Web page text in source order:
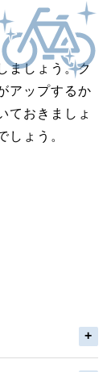
ましょう。ク
アップするか
ておきましょ
しょう。